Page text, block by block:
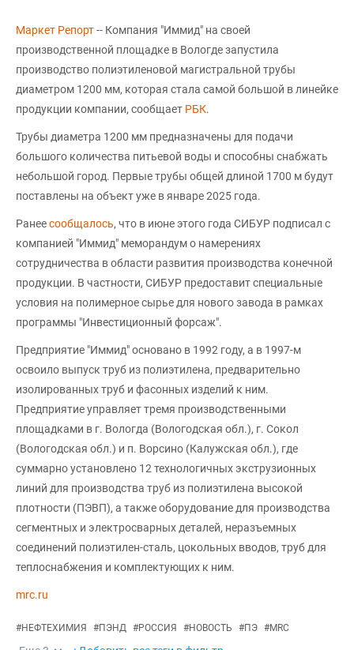
Маркет Репорт-- Компания "Иммид" на своей
производственной площадке в Вологде запустила
производство полиэтиленовой магистральной трубы
диаметром 1200 мм, которая стала самой большой в линейке
продукции компании, сообщает РБК.
Трубы диаметра 1200 мм предназначены для подачи
большого количества питьевой воды и способны снабжать
небольшой город. Первые трубы общей длиной 1700 м будут
поставлены на объект уже в январе 2025 года.
Ранеесообщалось, что в июне этого года СИБУР подписал с
компанией "Иммид" меморандум о намерениях
сотрудничества в области развития производства конечной
продукции. В частности, СИБУР предоставит специальные
условия на полимерное сырье для нового завода в рамках
программы "Инвестиционный форсаж".
Предприятие "Иммид" основано в 1992 году, а в 1997-м
освоило выпуск труб из полиэтилена, предварительно
изолированных труб и фасонных изделий к ним.
Предприятие управляет тремя производственными
площадками в г. Вологда (Вологодская обл.), г. Сокол
(Вологодская обл.) и п. Ворсино (Калужская обл.), где
суммарно установлено 12 технологичных экструзионных
линий для производства труб из полиэтилена высокой
плотности (ПЭВП), а также оборудование для производства
сегментных и электросварных деталей, неразъемных
соединений полиэтилен-сталь, цокольных вводов, труб для
теплоснабжения и комплектующих к ним.
mrc.ru
#НЕФТЕХИМИЯ #ПЭНД #РОССИЯ #НОВОСТЬ #ПЭ #MRC